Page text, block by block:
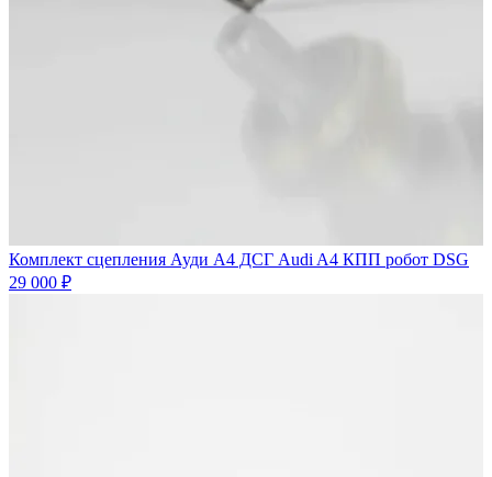
Комплект сцепления Ауди А4 ДСГ Audi A4 КПП робот DSG
29 000 ₽